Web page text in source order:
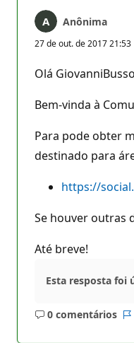
Anônima
27 de out. de 2017 21:53
Olá
Bem-vinda à
Para pode obter
destinado para
https://
Se houver outras
Até breve!
Esta resposta foi
0 comentários
Sem